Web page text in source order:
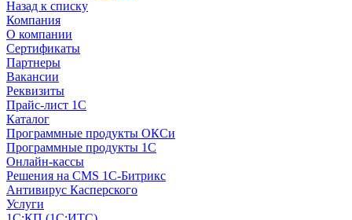
Назад к списку
Компания
О компании
Сертификаты
Партнеры
Вакансии
Реквизиты
Прайс-лист 1С
Каталог
Программные продукты ОКСи
Программные продукты 1С
Онлайн-кассы
Решения на CMS 1С-Битрикс
Антивирус Касперского
Услуги